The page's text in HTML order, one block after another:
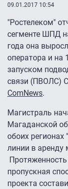
09.01.2017 10:54
"Ростелеком"
сегменте ШПД
года она
оператора и на
запуском
связи (ПВОЛС)
ComNews.
Магистраль
Магаданской
обоих регионах
линии в
пропускная
проекта